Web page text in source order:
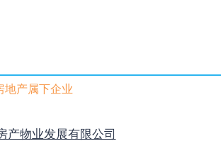
地产属下企业
产物业发展有限公司